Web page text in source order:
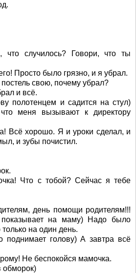
случилось? Говори, что ты
Просто было грязно, и я убрал.
свою, почему убрал?
и всё.
полотенцем и садится на стул)
меня вызывают к директору
Всё хорошо. Я и уроки сделал, и
и зубы почистил.
Что с тобой? Сейчас я тебе
день помощи родителям!!!
на маму) Надо было
только на один день.
поднимает голову) А завтра всё
Не беспокойся мамочка.
обморок)